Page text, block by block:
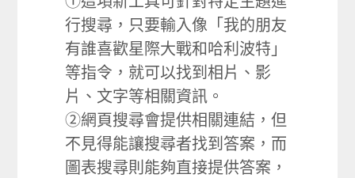
行搜尋，只要輸入像「我的朋友
有誰喜歡星際大戰和哈利波特」
等指令，就可以找到相片、影
片、文字等相關資訊。
②網頁搜尋會提供相關連結，但
不見得能讓搜尋者找到答案，而
圖表搜尋則能夠直接提供答案，